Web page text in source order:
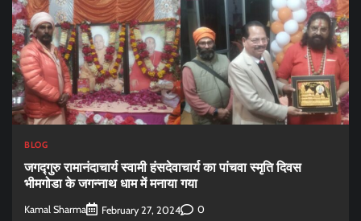
BLOG
जगद्गुरु रामानंदाचार्य स्वामी हंसदेवाचार्य का पांचवा स्मृति दिवस
भीमगोडा के जगन्नाथ धाम में मनाया गया
Kamal Sharma February 27, 2024 0